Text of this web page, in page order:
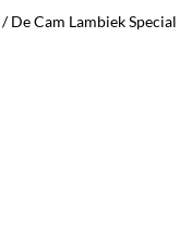
/ De Cam Lambiek Special